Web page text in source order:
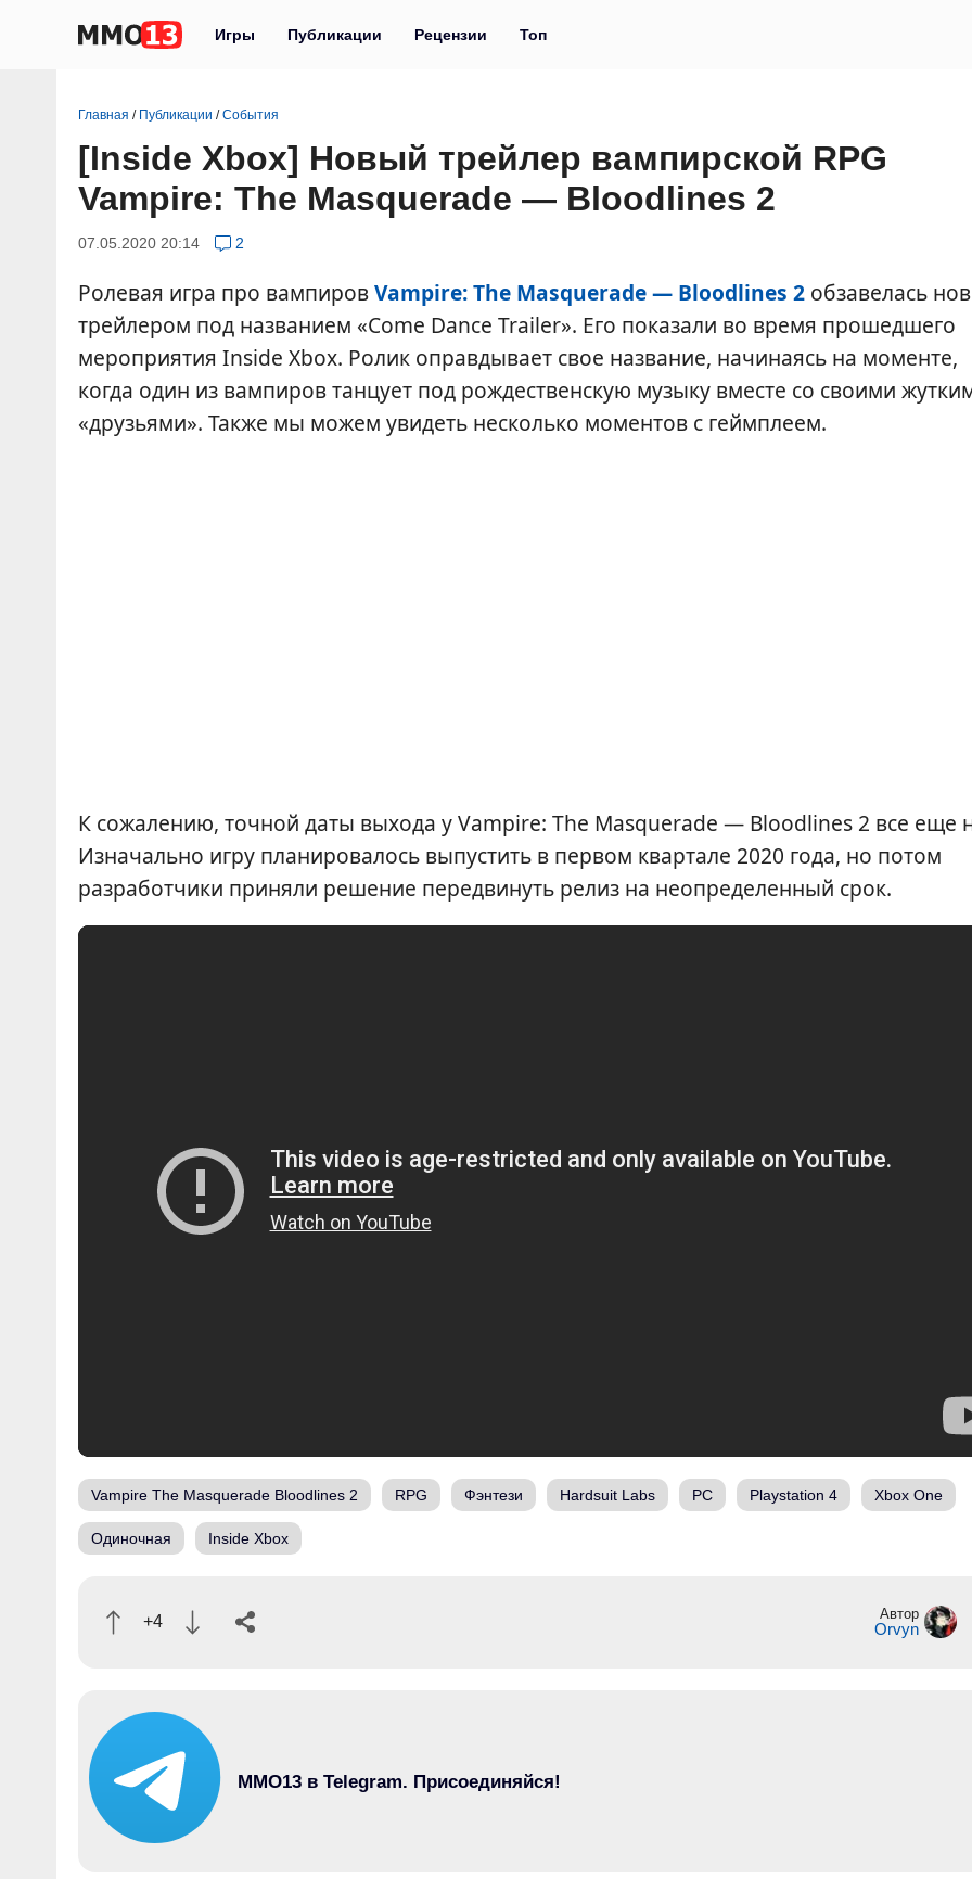
Игры Публикации Рецензии Топ
Главная / Публикации /События
[Inside Xbox] Новый трейлер вампирской RPG
Vampire: The Masquerade — Bloodlines 2
07.05.2020 20:14 2
Ролевая игра про вампировVampire: The Masquerade — Bloodlines 2 обзавелась
трейлером под названием «Come Dance Trailer». Его показали во время прошедшего
мероприятия Inside Xbox. Ролик оправдывает свое название, начинаясь на моменте,
когда один из вампиров танцует под рождественскую музыку вместе со своими
«друзьями». Также мы можем увидеть несколько моментов с геймплеем.
К сожалению, точной даты выхода у Vampire: The Masquerade — Bloodlines 2 все еще
Изначально игру планировалось выпустить в первом квартале 2020 года, но потом
разработчики приняли решение передвинуть релиз на неопределенный срок.
Vampire The Masquerade Bloodlines 2 RPG Фэнтези Hardsuit Labs PC Playstation 4 Xbox One
Одиночная Inside Xbox
+4 Автор
Orvyn
MMO13 в Telegram. Присоединяйся!